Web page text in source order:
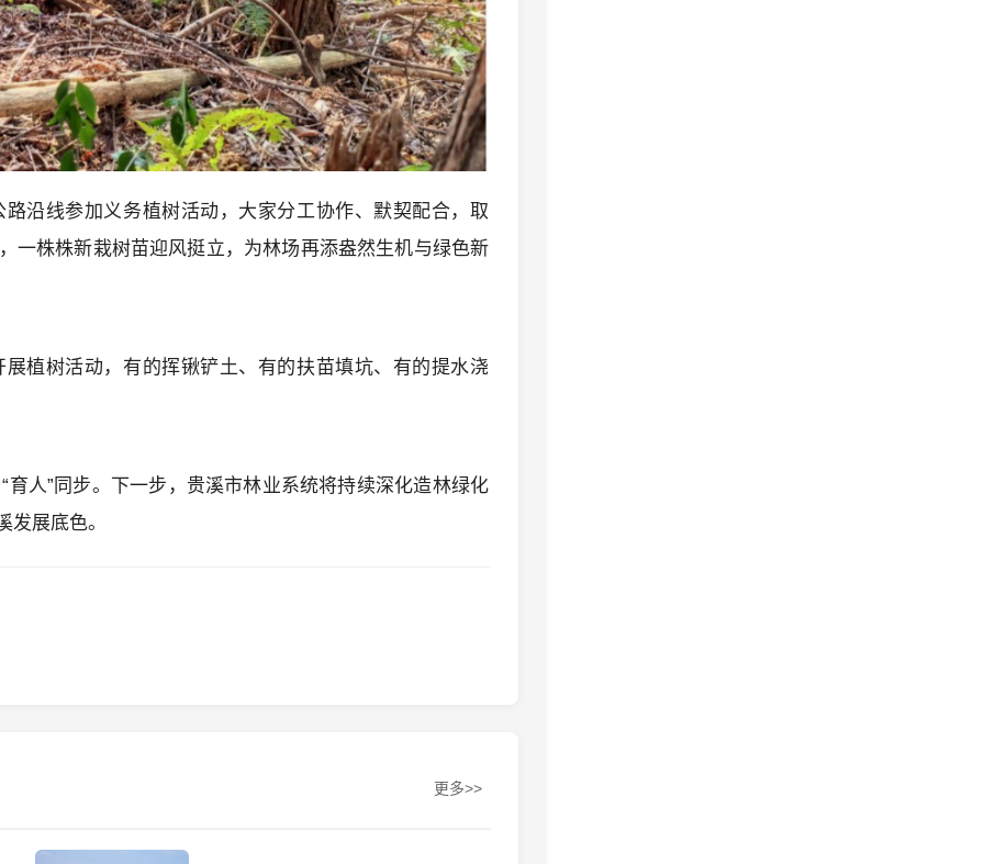
沿线参加义务植树活动，大家分工协作、默契配合，取
一株株新栽树苗迎风挺立，为林场再添盎然生机与绿色新
植树活动，有的挥锹铲土、有的扶苗填坑、有的提水浇
育人”同步。下一步，贵溪市林业系统将持续深化造林绿化
展底色。
更多>>